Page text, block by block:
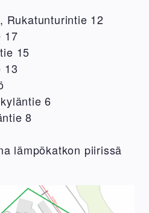
Rukatunturintie 12
17
15
13
6
8
lämpökatkon piirissä